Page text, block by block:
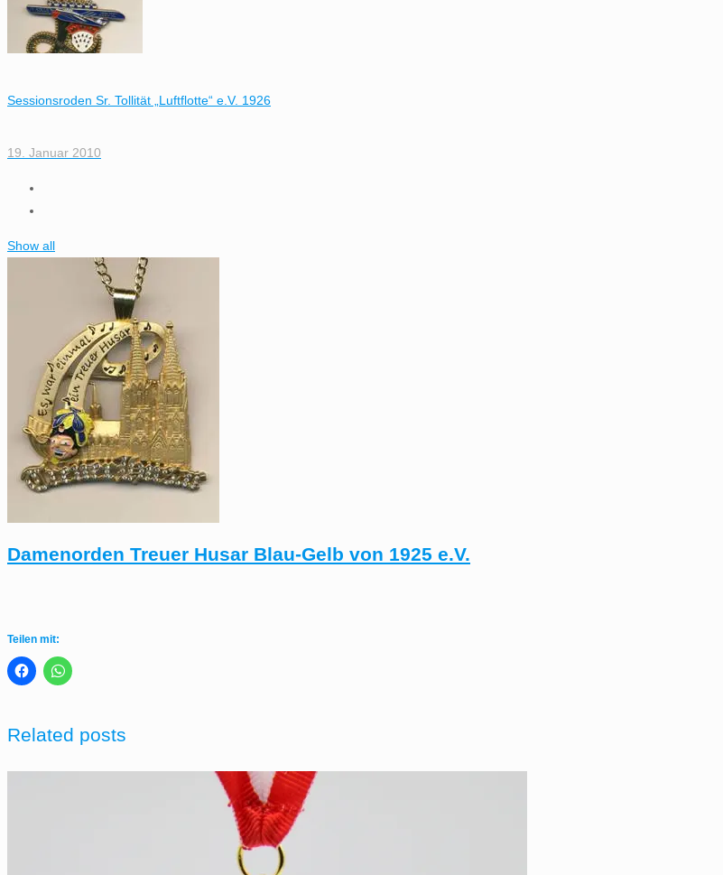
Sessionsroden Sr. Tollität „Luftflotte“ e.V. 1926
19. Januar 2010
Show all
Damenorden Treuer Husar Blau-Gelb von 1925 e.V.
Teilen mit:
Related posts